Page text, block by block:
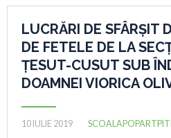
LUCRĂRI DE SFÂRȘIT
DE FETELE DE LA
ȚESUT-CUSUT SUB
DOAMNEI VIORICA
10 IULIE 2019